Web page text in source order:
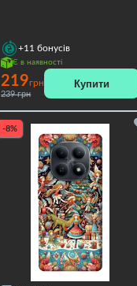
+11 бонусів
Є в наявності
219грн
239 грн
Купити
-8%